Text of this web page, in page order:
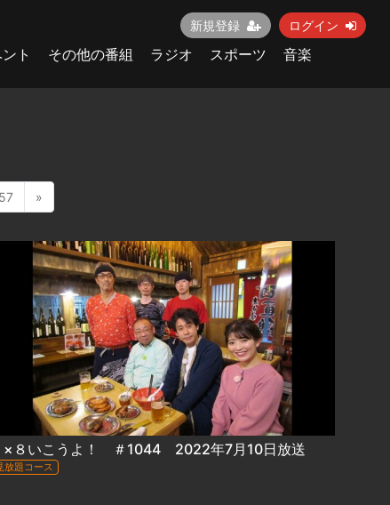
新規登録 ログイン
ト その他の番組 ラジオ スポーツ
音楽
57 »
×８いこうよ！ ＃1044 2022年7月10日放送
放題コース